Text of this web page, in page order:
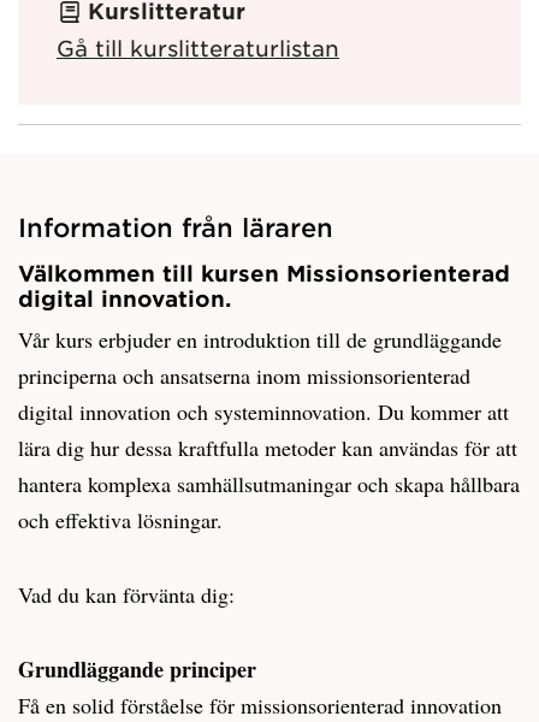
Kurslitteratur
Gå till kurslitteraturlistan
Information från läraren
Välkommen till kursen Missionsorienterad
digital innovation.
Vår kurs erbjuder en introduktion till de grundläggande
principerna och ansatserna inom missionsorienterad
digital innovation och systeminnovation. Du kommer att
lära dig hur dessa kraftfulla metoder kan användas för att
hantera komplexa samhällsutmaningar och skapa hållbara
och effektiva lösningar.
Vad du kan förvänta dig:
Grundläggande principer
Få en solid förståelse för missionsorienterad innovation